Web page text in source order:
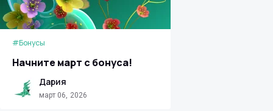
#Бонусы
Начните март с бонуса!
Дария
март 06, 2026